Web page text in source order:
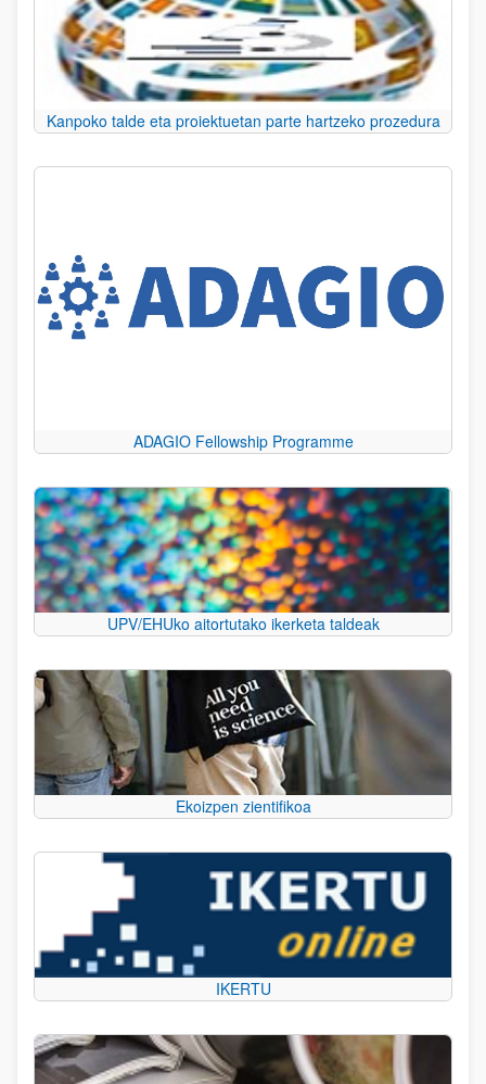
Kanpoko talde eta proiektuetan parte hartzeko prozedura
ADAGIO Fellowship Programme
UPV/EHUko aitortutako ikerketa taldeak
Ekoizpen zientifikoa
IKERTU